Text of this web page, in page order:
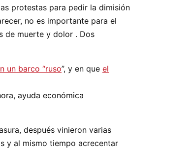
protestas para pedir la dimisión
no es importante para el
de muerte y dolor . Dos
un barco “ruso”, y en que el
ayuda económica
después vinieron varias
y al mismo tiempo acrecentar